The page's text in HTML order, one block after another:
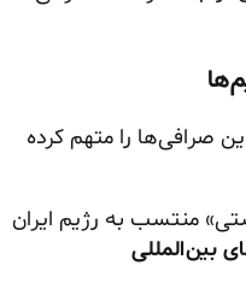
صرافی‌ها را متهم کرده
منتسب به رژیم ایران
بین‌المللی